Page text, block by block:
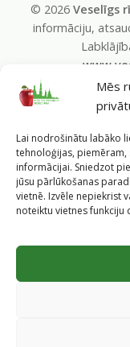
Mēs
Lai nodrošinātu labāko
tehnoloģijas, piemēram,
informācijai. Sniedzot
jūsu pārlūkošanas
vietnē. Izvēle nepiekrist
noteiktu vietnes funkciju
© 2026 Veselīgs
informāciju,
Pašvaldības
pašvaldības